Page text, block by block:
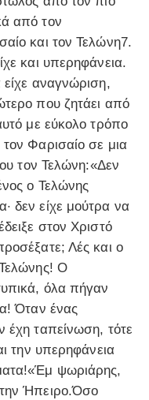
από τον
και τον Τελώνη7.
και υπερηφάνεια.
αναγνώριση,
που ζητάει από
με εύκολο τρόπο
Φαρισαίο σε μια
τον Τελώνη:«Δεν
ο Τελώνης
δεν είχε μούτρα να
στον Χριστό
Λές και ο
Ο
όλα πήγαν
Όταν ένας
έχη ταπείνωση, τότε
την υπερηφάνεια
ψωριάρης,
Ήπειρο.Όσο